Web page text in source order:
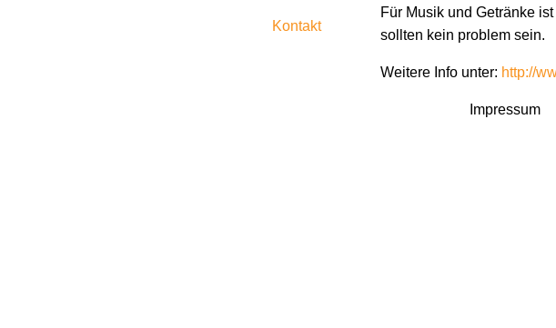
Kontakt
Für Musik und Getränke
sollten kein problem sein.
Weitere Info unter: http://
Impressum